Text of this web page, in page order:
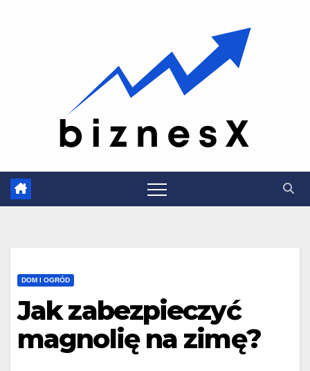
DOM I OGRÓD
Jak zabezpieczyć
magnolię na zimę?